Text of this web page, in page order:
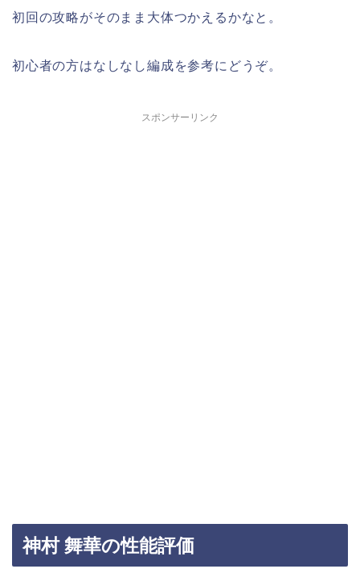
初回の攻略がそのまま大体つかえるかなと。
初心者の方はなしなし編成を参考にどうぞ。
スポンサーリンク
神村 舞華の性能評価